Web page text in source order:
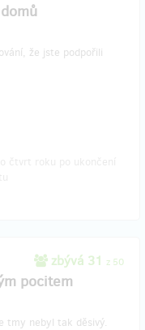
že jste podpořili
zbývá 31 z 50
pocitem
tmy nebyl tak děsivý.